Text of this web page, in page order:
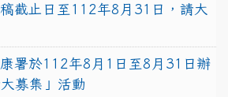
截止日至112年8月31日，請大
署於112年8月1日至8月31日辦
募集」活動